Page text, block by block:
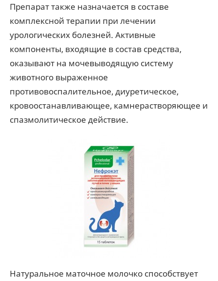
Препарат также назначается в составе
комплексной терапии при лечении
урологических болезней. Активные
компоненты, входящие в состав средства,
оказывают на мочевыводящую систему
животного выраженное
противовоспалительное, диуретическое,
кровоостанавливающее, камнерастворяющее и
спазмолитическое действие.
Натуральное маточное молочко способствует